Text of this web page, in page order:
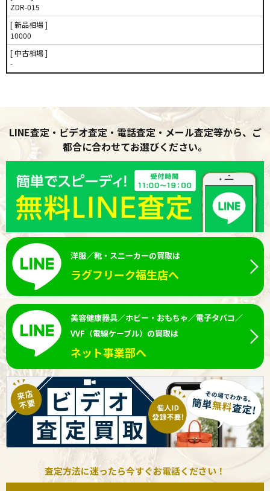
ZDR-015
[ 新品相場 ]
10000
[ 中古相場 ]
-
LINE査定・ビデオ査定・電話査定・メール査定等から、ご
都合に合わせてお選びください。
洋服／靴・スニーカーの買取は
ラグフリーク福生店へ
美容健康器具／ホビー・おもちゃ／電子タバコ／
VVF（電線ケーブル）の買取は
ネット事業部へ
査定方法に迷ったら今すぐお電話ください！